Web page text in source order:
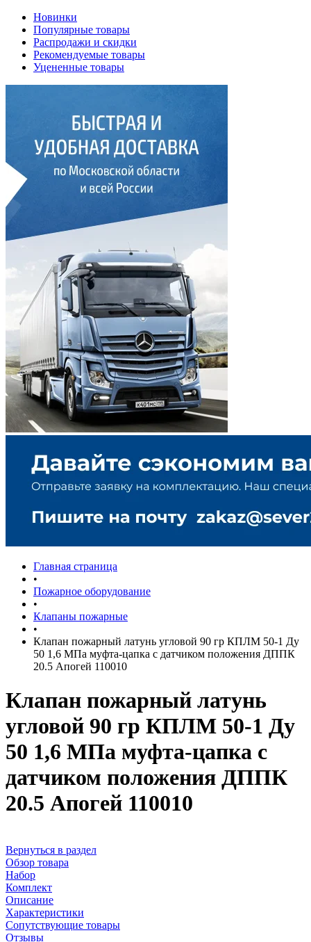
Новинки
Популярные товары
Распродажи и скидки
Рекомендуемые товары
Уцененные товары
Главная страница
•
Пожарное оборудование
•
Клапаны пожарные
•
Клапан пожарный латунь угловой 90 гр КПЛМ 50-1 Ду
50 1,6 МПа муфта-цапка с датчиком положения ДППК
20.5 Апогей 110010
Клапан пожарный латунь
угловой 90 гр КПЛМ 50-1 Ду
50 1,6 МПа муфта-цапка с
датчиком положения ДППК
20.5 Апогей 110010
Вернуться в раздел
Обзор товара
Набор
Комплект
Описание
Характеристики
Сопутствующие товары
Отзывы